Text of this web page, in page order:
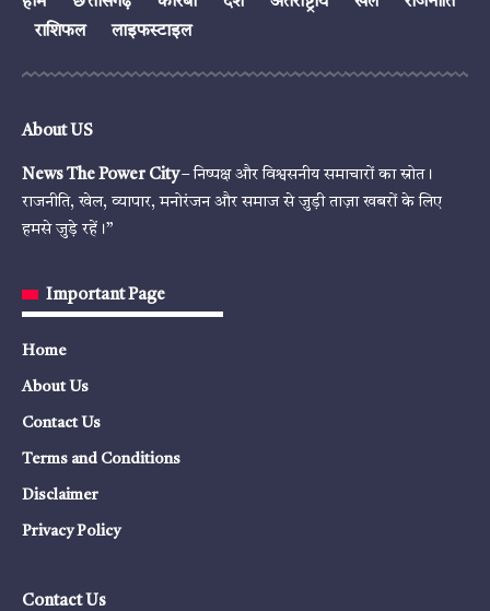
राशिफल
लाइफस्टाइल
About US
News The Power City– निष्पक्ष और विश्वसनीय समाचारों का स्रोत।
राजनीति, खेल, व्यापार, मनोरंजन और समाज से जुड़ी ताज़ा खबरों के लिए
हमसे जुड़े रहें।”
Important Page
Home
About Us
Contact Us
Terms and Conditions
Disclaimer
Privacy Policy
Contact Us